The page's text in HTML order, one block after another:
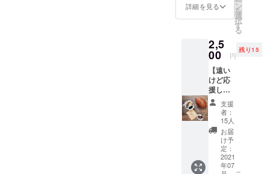
森ハー
ブティ
お試し
包 ◆お
礼状 ※
送料込
み ※郵
送での
お届け
となり
ます
詳細を見る ン
を
選
択
す
る
2,5
00 円
残り15
【遠い
けど応
援した
いなと
いう方
に コー
ヒー豆
とチョ
コレー
トセッ
ト】 ◆
支援
者：
15人
お届
け予
定：
2021
年07